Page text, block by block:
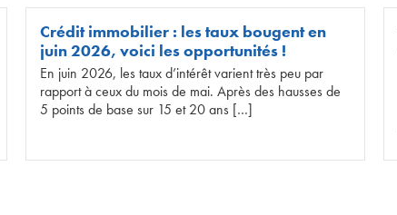
Crédit immobilier : les taux bougent en
juin 2026, voici les opportunités !
En juin 2026, les taux d’intérêt varient très peu par
rapport à ceux du mois de mai. Après des hausses de
5 points de base sur 15 et 20 ans […]